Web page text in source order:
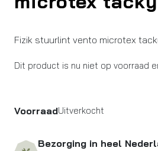
Fizik stuurlint vento microtex
Dit product is nu niet op voorraad
VoorraadUitverkocht
Bezorging in heel